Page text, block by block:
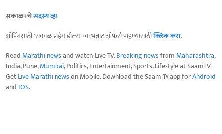
सकाळ+चेसदस्य व्हा
शॉपिंगसाठी 'सकाळ प्राईम डील्स'च्या भन्नाट ऑफर्स पाहण्यासाठीक्लिक करा.
Read Marathi newsand watch Live TV.Breaking newsfrom Maharashtra,
India, Pune,Mumbai, Politics, Entertainment, Sports, Lifestyle at SaamTV.
GetLive Marathi newson Mobile. Download the Saam Tv app forAndroid
and IOS.